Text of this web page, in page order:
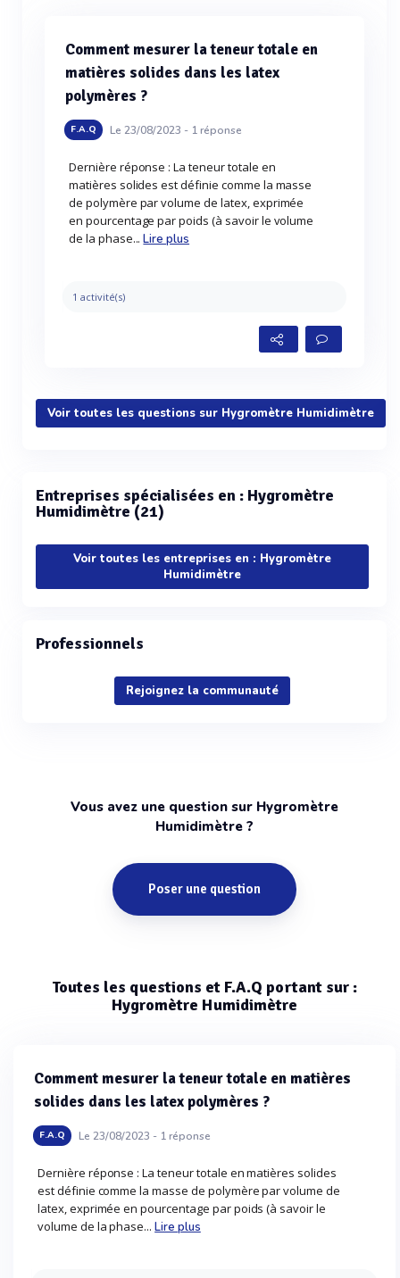
Comment mesurer la teneur totale en
matières solides dans les latex
polymères ?
F.A.Q Le 23/08/2023 - 1réponse
Dernière réponse : La teneur totale en
matières solides est définie comme la masse
de polymère par volume de latex, exprimée
en pourcentage par poids (à savoir le volume
de la phase...Lire plus
1 activité(s)
Voir toutes les questions sur Hygromètre Humidimètre
Entreprises spécialisées en : Hygromètre
Humidimètre (21)
Voir toutes les entreprises en : Hygromètre
Humidimètre
Professionnels
Rejoignez la communauté
Vous avez une question sur Hygromètre
Humidimètre ?
Poser une question
Toutes les questions et F.A.Q portant sur :
Hygromètre Humidimètre
Comment mesurer la teneur totale en matières
solides dans les latex polymères ?
F.A.Q Le 23/08/2023 - 1réponse
Dernière réponse : La teneur totale en matières solides
est définie comme la masse de polymère par volume de
latex, exprimée en pourcentage par poids (à savoir le
volume de la phase...Lire plus